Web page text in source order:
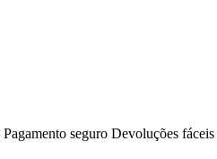
Pagamento seguro Devoluções fáceis